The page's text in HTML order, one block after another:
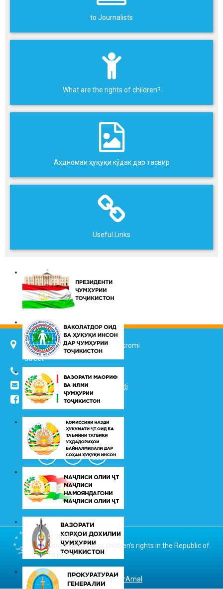
to Journalists
What are the rights of children?
Аҳдномаи ҳуқуқи кўдак дар тасвир
Useful Links
734025, Dushanbe city, 7 Jalol Ikromi
street
(+992 37) 2217352
info@vhk.tj
info@ombudsman.tj
/kudakon
© 2026
Commissioner for children’s rights in the Republic of
Tajikistan
Developed byDarAmal